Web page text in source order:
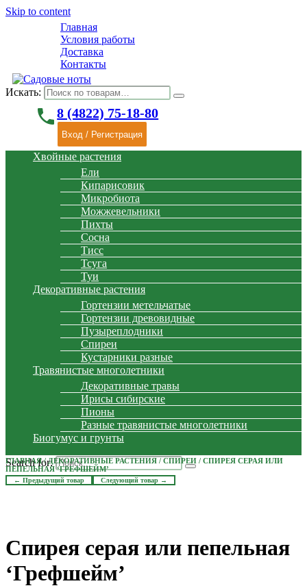
Skip to content
Главная
Условия работы
Доставка
Контакты
Искать:
phone8 (4822) 75-18-80
Вход / Регистрация
Хвойные растения
Ели
Кипарисовик
Микробиота
Можжевельники
Пихты
Сосна
Тисс
Тсуга
Туи
Декоративные растения
Гортензии метельчатые
Гортензии древовидные
Пузыреплодники
Спиреи
Кустарники разные
Травянистые многолетники
Декоративные травы
Ирисы сибирские
Пионы
Разные травянистые многолетники
Биогумус и грунты
Search for:
ГЛАВНАЯ/ДЕКОРАТИВНЫЕ РАСТЕНИЯ / СПИРЕИ / СПИРЕЯ СЕРАЯ ИЛИ
ПЕПЕЛЬНАЯ ‘ГРЕФШЕЙМ’
← Предыдущий товар Следующий товар →
Спирея серая или пепельная
‘Грефшейм’